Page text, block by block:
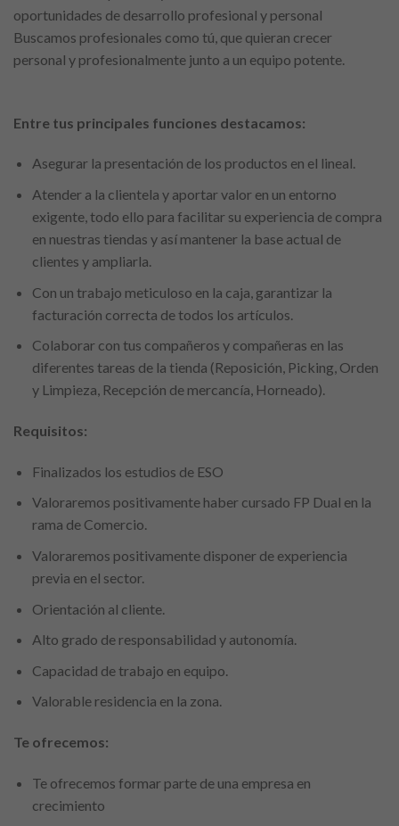
oportunidades de desarrollo profesional y personal
Buscamos profesionales como tú, que quieran crecer
personal y profesionalmente junto a un equipo potente.
Entre tus principales funciones destacamos:
Asegurar la presentación de los productos en el lineal.
Atender a la clientela y aportar valor en un entorno
exigente, todo ello para facilitar su experiencia de compra
en nuestras tiendas y así mantener la base actual de
clientes y ampliarla.
Con un trabajo meticuloso en la caja, garantizar la
facturación correcta de todos los artículos.
Colaborar con tus compañeros y compañeras en las
diferentes tareas de la tienda (Reposición, Picking, Orden
y Limpieza, Recepción de mercancía, Horneado).
Requisitos:
Finalizados los estudios de ESO
Valoraremos positivamente haber cursado FP Dual en la
rama de Comercio.
Valoraremos positivamente disponer de experiencia
previa en el sector.
Orientación al cliente.
Alto grado de responsabilidad y autonomía.
Capacidad de trabajo en equipo.
Valorable residencia en la zona.
Te ofrecemos:
Te ofrecemos formar parte de una empresa en
crecimiento